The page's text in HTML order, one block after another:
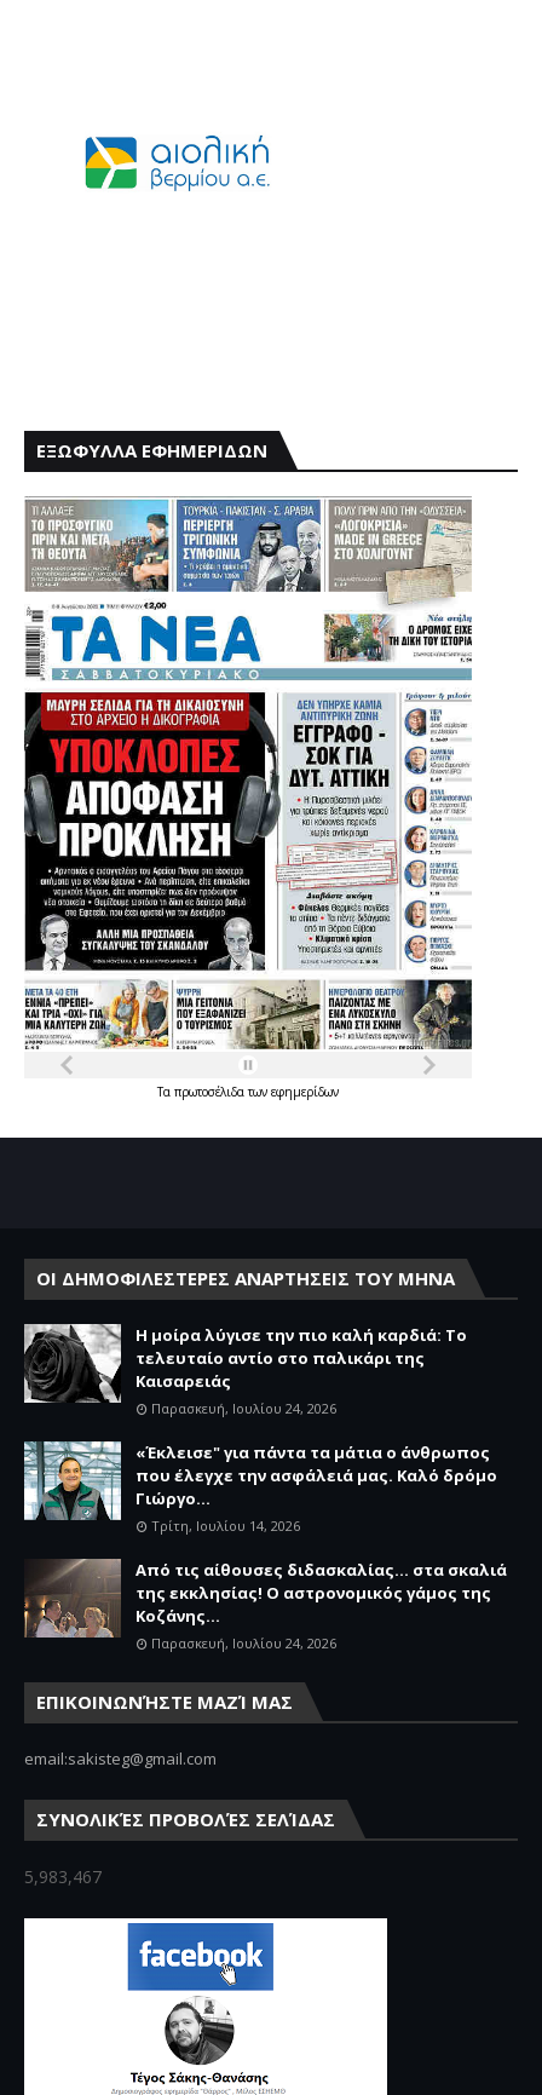
ΕΞΩΦΥΛΛΑ ΕΦΗΜΕΡΙΔΩΝ
Τα πρωτοσέλιδατων εφημερίδων
ΟΙ ΔΗΜΟΦΙΛΕΣΤΕΡΕΣ ΑΝΑΡΤΗΣΕΙΣ ΤΟΥ ΜΗΝΑ
Η μοίρα λύγισε την πιο καλή καρδιά: Το
τελευταίο αντίο στο παλικάρι της
Καισαρειάς
Παρασκευή, Ιουλίου 24, 2026
«Έκλεισε" για πάντα τα μάτια ο άνθρωπος
που έλεγχε την ασφάλειά μας. Καλό δρόμο
Γιώργο...
Τρίτη, Ιουλίου 14, 2026
Από τις αίθουσες διδασκαλίας… στα σκαλιά
της εκκλησίας! Ο αστρονομικός γάμος της
Κοζάνης...
Παρασκευή, Ιουλίου 24, 2026
ΕΠΙΚΟΙΝΩΝΉΣΤΕ ΜΑΖΊ ΜΑΣ
email:sakisteg@gmail.com
ΣΥΝΟΛΙΚΈΣ ΠΡΟΒΟΛΈΣ ΣΕΛΊΔΑΣ
5,983,467